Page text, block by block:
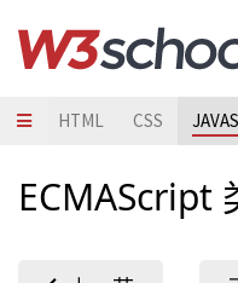
HTML CSS
ECMAScript